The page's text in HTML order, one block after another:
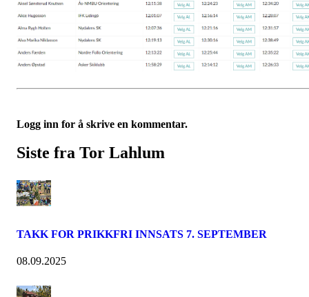
Logg inn for å skrive en kommentar.
Siste fra Tor Lahlum
TAKK FOR PRIKKFRI INNSATS 7. SEPTEMBER
08.09.2025